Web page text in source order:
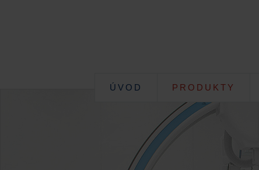
ÚVOD PRODUKTY